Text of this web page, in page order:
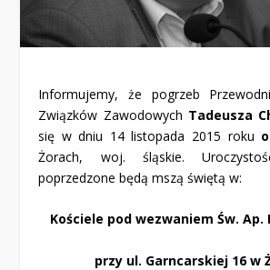
Informujemy, że pogrzeb
Związków Zawodowych Tadeusza
się w dniu 14 listopada 2015 roku
Żorach, woj. śląskie.
poprzedzone będą mszą świętą w:
Kościele pod wezwaniem Św. Ap.
przy ul. Garncarskiej 16 w